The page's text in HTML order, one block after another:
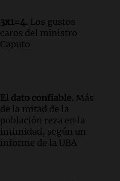
3x1=4. Los gustos
caros del ministro
Caputo
El dato confiable. Más
de la mitad de la
población reza en la
intimidad, según un
informe de la UBA